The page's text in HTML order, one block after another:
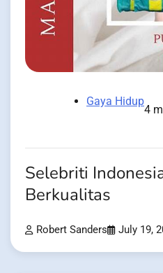
Gaya Hidup
4
Selebriti
Berkualitas
Robert Sanders July 19,